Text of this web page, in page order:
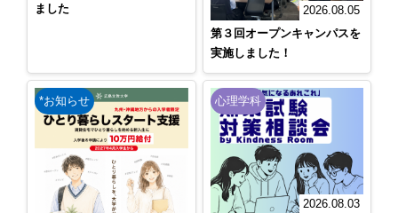
ました
2026.08.05
第３回オープンキャンパスを
実施しました！
*お知らせ 心理学科
2026.08.03